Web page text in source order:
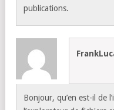
publications.
Bonjour, qu’en est-il de